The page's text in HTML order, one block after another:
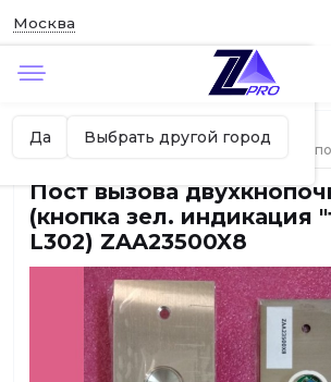
Москва
Москва ваш город?
Да Выбрать другой город
Главная
ЛИФТЫ
Вызывные и приказные посты, модуль
Пост вызова
(кнопка зел. индикация
L302) ZAA23500X8